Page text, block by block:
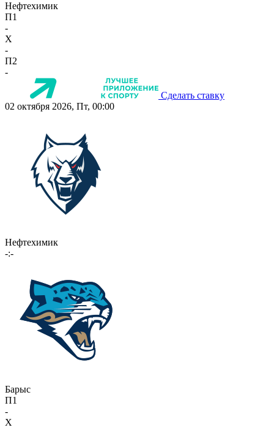
Нефтехимик
П1
-
X
-
П2
-
Сделать ставку
02 октября 2026, Пт, 00:00
Нефтехимик
-:-
Барыс
П1
-
X